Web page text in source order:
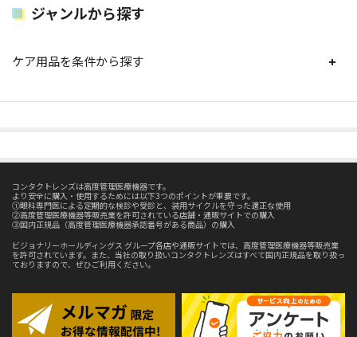
ジャンルから探す
ケア用品を条件から探す
コンタクトレンズは高度管理医療機器です。
より安全に購入・使用するためには以下3つのポイントが重要です。
①眼科専門医による定期的な検診や受診と、装用サイクルを守った適正な使用
②高度管理医療機器等販売業を許可されている店舗・通販サイトでの購入
③国内正規品（高度管理医療機器承認番号がある商品）の購入
ビジョナリーホールディングス グループ各店や通販サイトでは、高度管理医療機器等販売業
を許可されています。また、当社の取り扱いコンタクトレンズはすべて国内正規品を取り扱っ
ておりますので、ぜひご利用ください。